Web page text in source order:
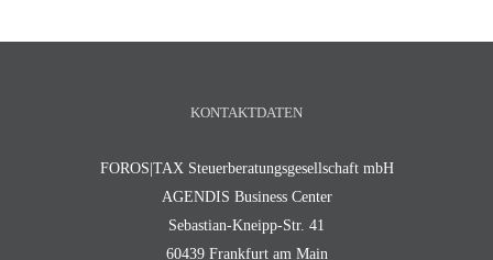
KONTAKTDATEN
FOROS|TAX Steuerberatungsgesellschaft mbH
AGENDIS Business Center
Sebastian-Kneipp-Str. 41
60439 Frankfurt am Main